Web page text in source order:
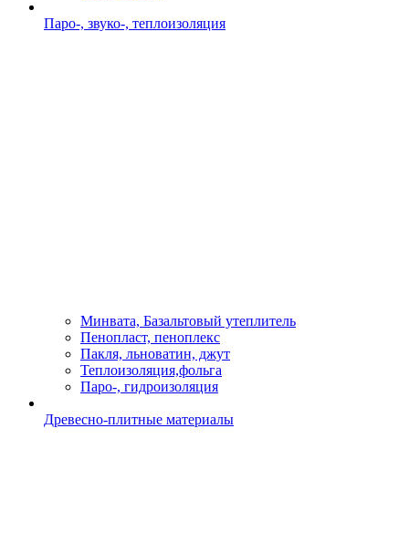
Паро-, звуко-, теплоизоляция
Минвата, Базальтовый утеплитель
Пенопласт, пеноплекс
Пакля, льноватин, джут
Теплоизоляция,фольга
Паро-, гидроизоляция
Древесно-плитные материалы